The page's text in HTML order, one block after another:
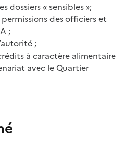
dossiers « sensibles »;
des officiers et
;
;
à caractère alimentaire
avec le Quartier